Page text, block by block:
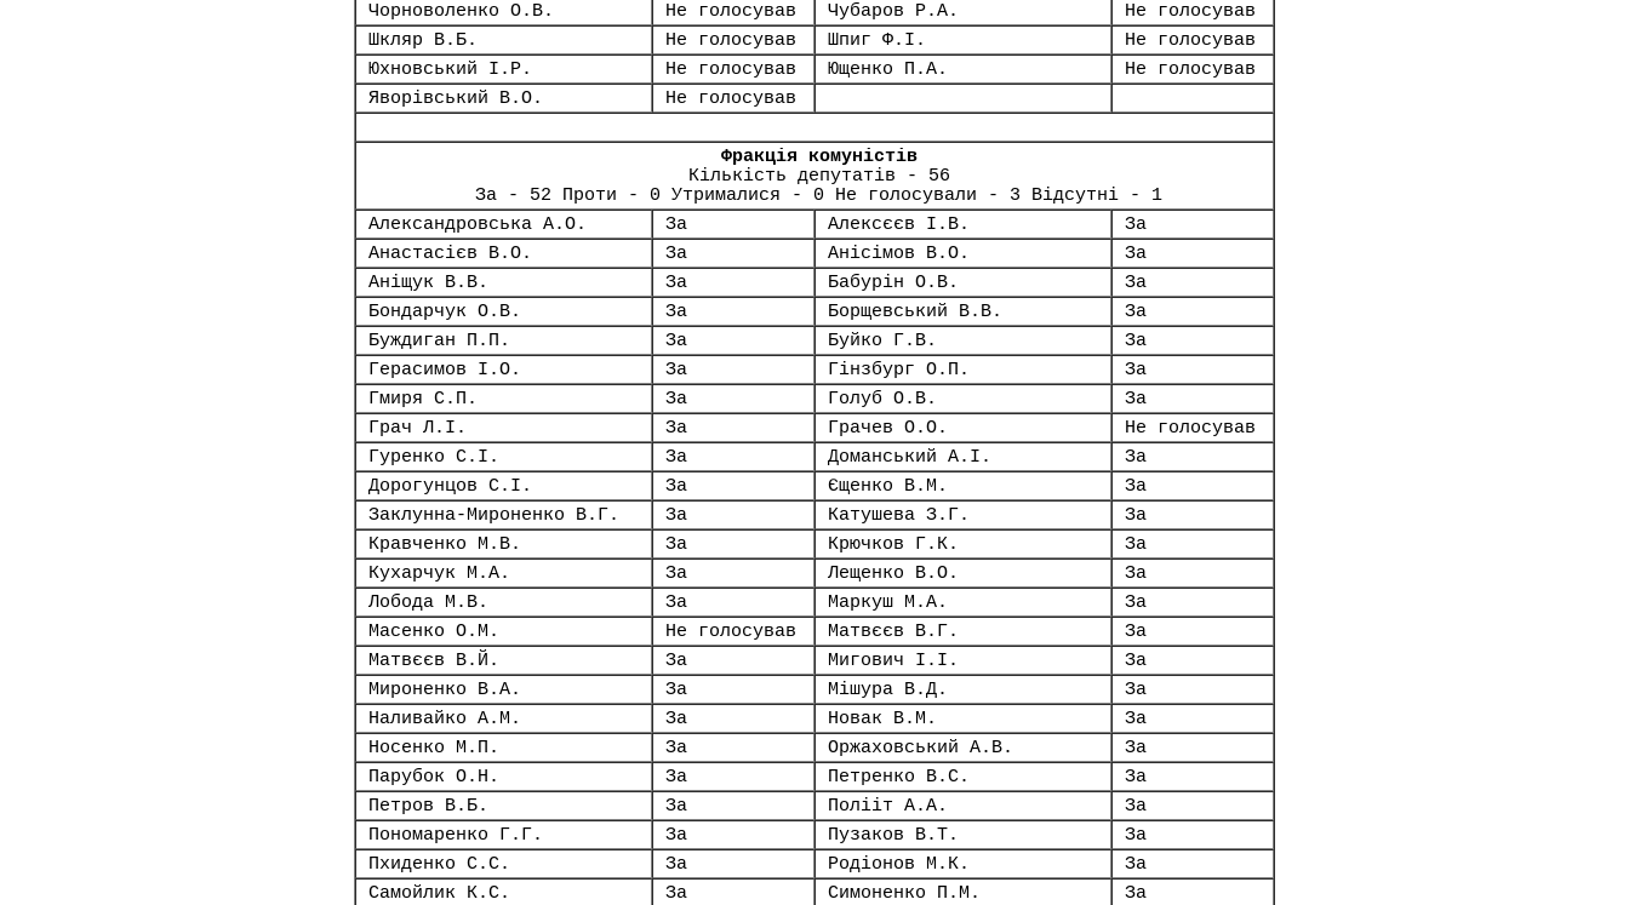
Чорноволенко О.В.
Не голосував Чубаров Р.А.
Не голосував
Шкляр В.Б.
Не голосував Шпиг Ф.І.
Не голосував
Юхновський І.Р.
Не голосував Ющенко П.А.
Не голосував
Яворівський В.О.
Не голосував
Фракція комуністів
Кількість депутатів - 56
За - 52 Проти - 0 Утрималися - 0 Не голосували - 3 Відсутні - 1
Александровська А.О.
За Алексєєв І.В.
За
Анастасієв В.О.
За Анісімов В.О.
За
Аніщук В.В.
За Бабурін О.В.
За
Бондарчук О.В.
За Борщевський В.В.
За
Буждиган П.П.
За Буйко Г.В.
За
Герасимов І.О.
За Гінзбург О.П.
За
Гмиря С.П.
За Голуб О.В.
За
Грач Л.І.
За Грачев О.О.
Не голосував
Гуренко С.І.
За Доманський А.І.
За
Дорогунцов С.І.
За Єщенко В.М.
За
Заклунна-Мироненко В.Г.
За Катушева З.Г.
За
Кравченко М.В.
За Крючков Г.К.
За
Кухарчук М.А.
За Лещенко В.О.
За
Лобода М.В.
За Маркуш М.А.
За
Масенко О.М.
Не голосував Матвєєв В.Г.
За
Матвєєв В.Й.
За Мигович І.І.
За
Мироненко В.А.
За Мішура В.Д.
За
Наливайко А.М.
За Новак В.М.
За
Носенко М.П.
За Оржаховський А.В.
За
Парубок О.Н.
За Петренко В.С.
За
Петров В.Б.
За Полііт А.А.
За
Пономаренко Г.Г.
За Пузаков В.Т.
За
Пхиденко С.С.
За Родіонов М.К.
За
Самойлик К.С.
За Симоненко П.М.
За